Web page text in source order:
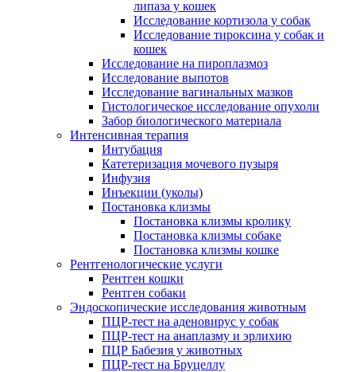
липаза у кошек
Исследование кортизола у собак
Исследование тироксина у собак и
кошек
Исследование на пироплазмоз
Исследование выпотов
Исследование вагинальных мазков
Гистологическое исследование опухоли
Забор биологического материала
Интенсивная терапия
Интубация
Катетеризация мочевого пузыря
Инфузия
Инъекции (уколы)
Постановка клизмы
Постановка клизмы кролику
Постановка клизмы собаке
Постановка клизмы кошке
Рентгенологические услуги
Рентген кошки
Рентген собаки
Эндоскопические исследования животным
ПЦР-тест на аденовирус у собак
ПЦР-тест на анаплазму и эрлихию
ПЦР Бабезия у животных
ПЦР-тест на Бруцеллу